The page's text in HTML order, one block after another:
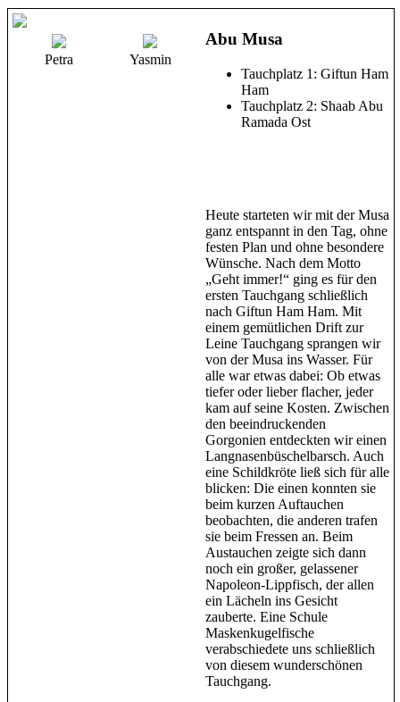
Petra Yasmin
Abu Musa
Tauchplatz 1: Giftun Ham
Ham
Tauchplatz 2: Shaab Abu
Ramada Ost
Heute starteten wir mit der Musa
ganz entspannt in den Tag, ohne
festen Plan und ohne besondere
Wünsche. Nach dem Motto
„Geht immer!“ ging es für den
ersten Tauchgang schließlich
nach Giftun Ham Ham. Mit
einem gemütlichen Drift zur
Leine Tauchgang sprangen wir
von der Musa ins Wasser. Für
alle war etwas dabei: Ob etwas
tiefer oder lieber flacher, jeder
kam auf seine Kosten. Zwischen
den beeindruckenden
Gorgonien entdeckten wir einen
Langnasenbüschelbarsch. Auch
eine Schildkröte ließ sich für alle
blicken: Die einen konnten sie
beim kurzen Auftauchen
beobachten, die anderen trafen
sie beim Fressen an. Beim
Austauchen zeigte sich dann
noch ein großer, gelassener
Napoleon-Lippfisch, der allen
ein Lächeln ins Gesicht
zauberte. Eine Schule
Maskenkugelfische
verabschiedete uns schließlich
von diesem wunderschönen
Tauchgang.